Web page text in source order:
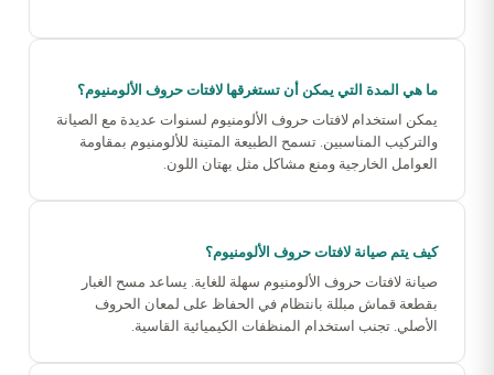
ما هي المدة التي يمكن أن تستغرقها لافتات حروف الألومنيوم؟
يمكن استخدام لافتات حروف الألومنيوم لسنوات عديدة مع الصيانة
والتركيب المناسبين. تسمح الطبيعة المتينة للألومنيوم بمقاومة
العوامل الخارجية ومنع مشاكل مثل بهتان اللون.
كيف يتم صيانة لافتات حروف الألومنيوم؟
صيانة لافتات حروف الألومنيوم سهلة للغاية. يساعد مسح الغبار
بقطعة قماش مبللة بانتظام في الحفاظ على لمعان الحروف
الأصلي. تجنب استخدام المنظفات الكيميائية القاسية.